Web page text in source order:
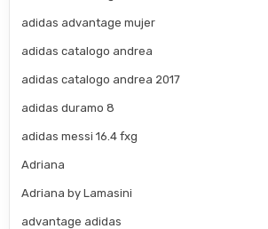
adidas advantage mujer
adidas catalogo andrea
adidas catalogo andrea 2017
adidas duramo 8
adidas messi 16.4 fxg
Adriana
Adriana by Lamasini
advantage adidas